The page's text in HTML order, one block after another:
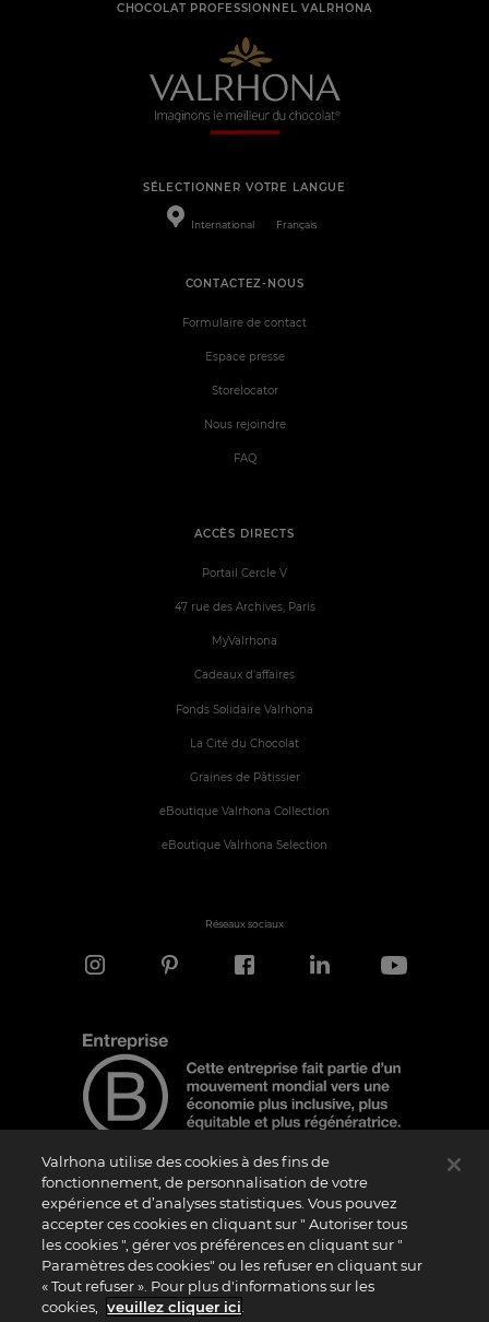
CHOCOLAT PROFESSIONNEL VALRHONA
SÉLECTIONNER VOTRE LANGUE
International Français
ACCÈS DIRECTS
Portail Cercle V
47 rue des Archives, Paris
MyValrhona
Cadeaux d'affaires
Fonds Solidaire Valrhona
La Cité du Chocolat
Graines de Pâtissier
eBoutique Valrhona Collection
eBoutique Valrhona Selection
CONTACTEZ-NOUS
Formulaire de contact
Espace presse
Storelocator
Nous rejoindre
FAQ
Réseaux sociaux
Note d'information
Le logo “Certified B Corporation” est attribué par B Lab, une organisation privée à
but non lucratif, aux entreprises qui, comme la nôtre, ont réalisé avec succès le B
Impact Assessment (“BIA”) et répondent aux exigences de B Lab en matière de
performance sociale et environnementale, de responsabilité et de transparence. Il
est précisé que B Lab n’est pas un organisme d’évaluation de la conformité au sens
du règlement (UE) n° 765/2008, ni un organisme de normalisation national,
Valrhona utilise des cookies à des fins de
fonctionnement, de personnalisation de votre
expérience et d’analyses statistiques. Vous pouvez
accepter ces cookies en cliquant sur " Autoriser tous
les cookies ", gérer vos préférences en cliquant sur "
Paramètres des cookies" ou les refuser en cliquant sur
« Tout refuser ». Pour plus d'informations sur les
cookies,
veuillez cliquer ici